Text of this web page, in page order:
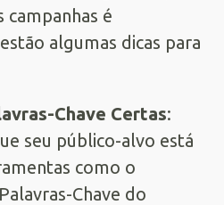
campanhas é
algumas dicas para
Chave Certas:
seu público-alvo está
como o
Chave do